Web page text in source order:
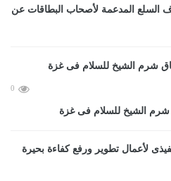
السلع المدعمة لأصحاب البطاقات عن
0
شرم الشيخ للسلام فى غزة